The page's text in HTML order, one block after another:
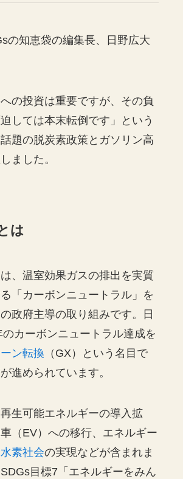
の知恵袋の編集長、日野広大
への投資は重要ですが、その負
しては本末転倒です」という
題の脱炭素政策とガソリン高
ました。
は
、温室効果ガスの排出を実質
「カーボンニュートラル」を
政府主導の取り組みです。日
カーボンニュートラル達成を
ン転換 （GX）という名目で
進められています。
生可能エネルギーの導入拡
（EV）への移行、エネルギー
水素社会の実現などが含まれま
目標7「エネルギーをみん